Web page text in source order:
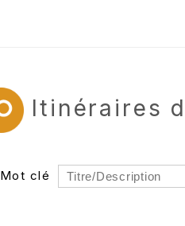
Itinéraires
Mot clé